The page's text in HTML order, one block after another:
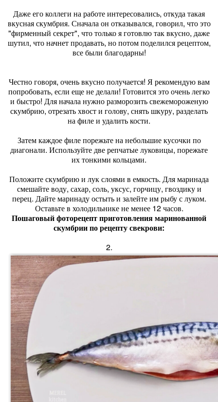
Даже его коллеги на работе интересовались, откуда такая
вкусная скумбрия. Сначала он отказывался, говорил, что это
"фирменный секрет", что только я готовлю так вкусно, даже
шутил, что начнет продавать, но потом поделился рецептом,
все были благодарны!
Честно говоря, очень вкусно получается! Я рекомендую вам
попробовать, если еще не делали! Готовится это очень легко
и быстро! Для начала нужно разморозить свежемороженую
скумбрию, отрезать хвост и голову, снять шкуру, разделать
на филе и удалить кости.
Затем каждое филе порежьте на небольшие кусочки по
диагонали. Используйте две репчатые луковицы, порежьте
их тонкими кольцами.
Положите скумбрию и лук слоями в емкость. Для маринада
смешайте воду, сахар, соль, уксус, горчицу, гвоздику и
перец. Дайте маринаду остыть и залейте им рыбу с луком.
Оставьте в холодильнике не менее 12 часов.
Пошаговый фоторецепт приготовления маринованной
скумбрии по рецепту свекрови:
2.